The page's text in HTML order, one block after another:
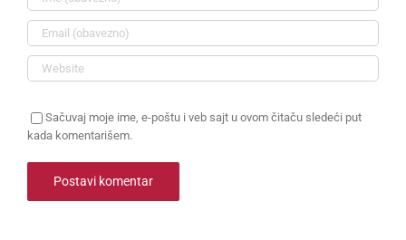
Sačuvaj moje ime, e-poštu i veb sajt u ovom čitaču sledeći put
kada komentarišem.